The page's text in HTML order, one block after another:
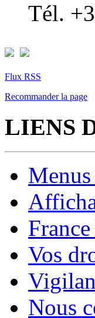
Tél.
Flux RSS
Recommander la page
LIENS
Vos
Nous